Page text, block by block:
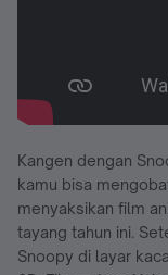
Kangen dengan
kamu bisa
menyaksikan film
tayang tahun ini.
Snoopy di layar